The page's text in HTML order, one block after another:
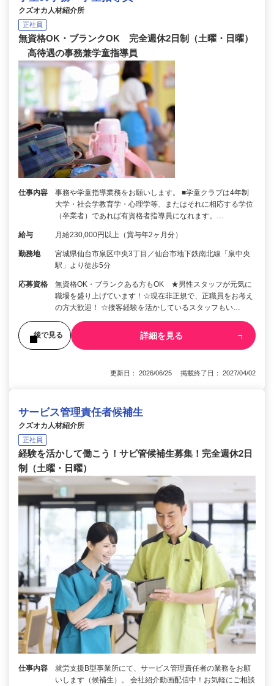
クズオカ人材紹介所
正社員
無資格OK・ブランクOK 完全週休2日制（土曜・日曜）
高待遇の事務兼学童指導員
仕事内容
事務や学童指導業務をお願いします。 ■学童クラブは4年制
大学・社会学教育学・心理学等、またはそれに相応する学位
（卒業者）であれば有資格者指導員になれます。…
給与 月給230,000円以上（賞与年2ヶ月分）
勤務地
宮城県仙台市泉区中央3丁目／仙台市地下鉄南北線「泉中央
駅」より徒歩5分
応募資格
無資格OK・ブランクある方もOK ★男性スタッフが元気に
職場を盛り上げています！☆現在非正規で、正職員をお考え
の方大歓迎！ ☆接客経験を活かしているスタッフもい…
後で見る 詳細を見る
更新日： 2026/06/25 掲載終了日： 2027/04/02
サービス管理責任者候補生
クズオカ人材紹介所
正社員
経験を活かして働こう！サビ管候補生募集！完全週休2日
制（土曜・日曜）
仕事内容
就労支援B型事業所にて、サービス管理責任者の業務をお願
いします（候補生）。 会社紹介動画配信中！お気軽にご相談